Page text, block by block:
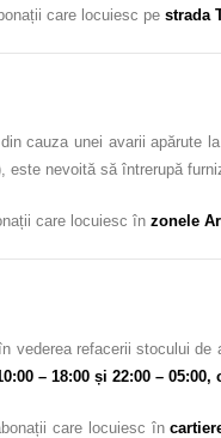
care locuiesc pe strada
cauza unei avarii apărute
este nevoită să întrerupă
care locuiesc în zonele
vederea refacerii stocului de
– 18:00 și 22:00 –
care locuiesc în